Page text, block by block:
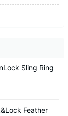
Sling Ring
Feather